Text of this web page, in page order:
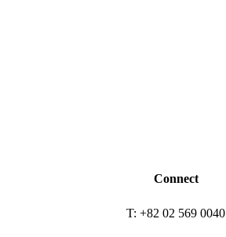
Connect
T: +82 02 569 0040